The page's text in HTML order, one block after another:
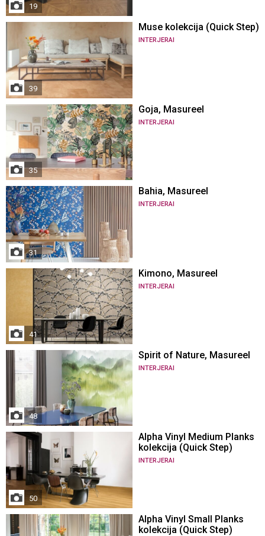
19
39
Muse kolekcija (Quick Step)
INTERJERAI
35
Goja, Masureel
INTERJERAI
31
Bahia, Masureel
INTERJERAI
41
Kimono, Masureel
INTERJERAI
48
Spirit of Nature, Masureel
INTERJERAI
50
Alpha Vinyl Medium Planks
kolekcija (Quick Step)
INTERJERAI
Alpha Vinyl Small Planks
kolekcija (Quick Step)